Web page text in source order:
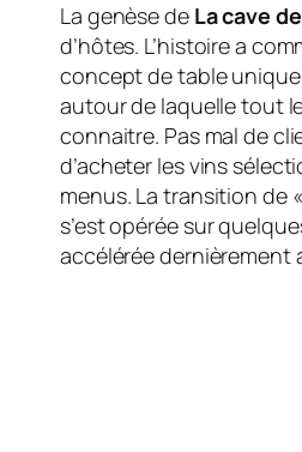
La genèse de La cave
d’hôtes. L’histoire a
concept de table
autour de laquelle tout
connaitre. Pas mal de
d’acheter les vins
menus. La transition de
s’est opérée sur
accélérée dernièrement